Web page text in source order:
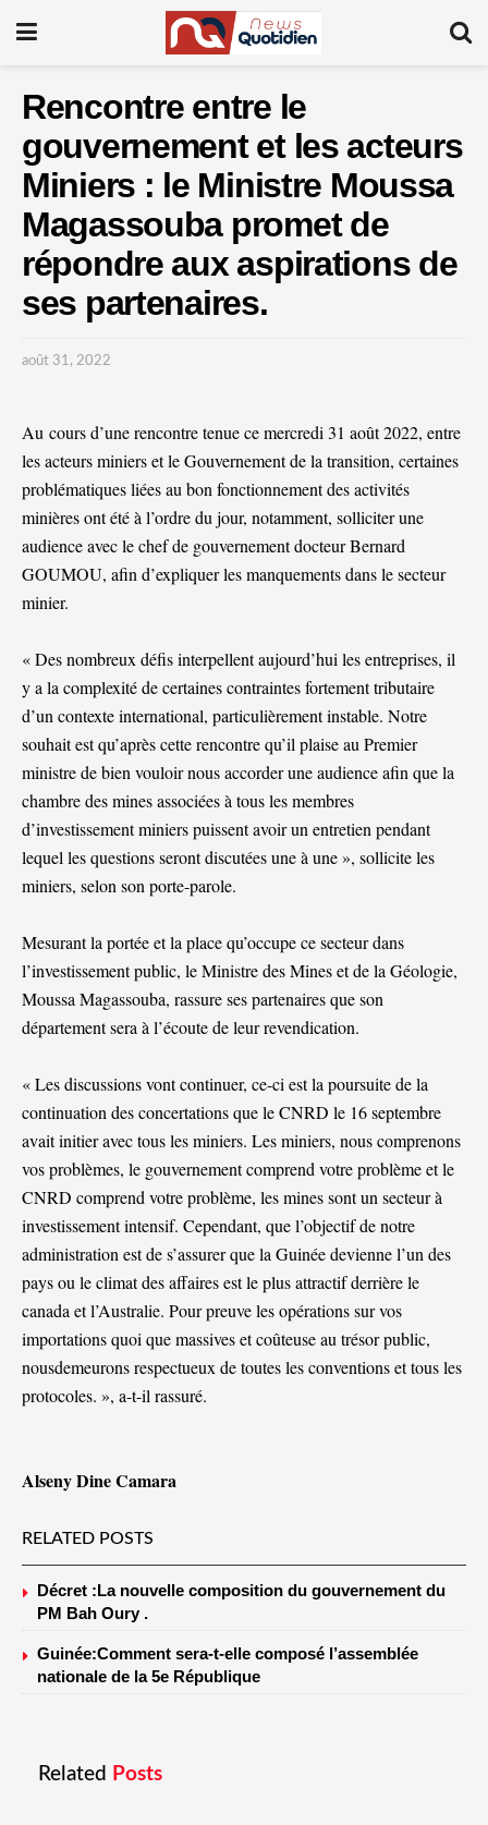
Rencontre entre le
gouvernement et les acteurs
Miniers : le Ministre Moussa
Magassouba promet de
répondre aux aspirations de
ses partenaires.
août 31, 2022
Au cours d’une rencontre tenue ce mercredi 31 août 2022, entre
les acteurs miniers et le Gouvernement de la transition, certaines
problématiques liées au bon fonctionnement des activités
minières ont été à l’ordre du jour, notamment, solliciter une
audience avec le chef de gouvernement docteur Bernard
GOUMOU, afin d’expliquer les manquements dans le secteur
minier.
« Des nombreux défis interpellent aujourd’hui les entreprises, il
y a la complexité de certaines contraintes fortement tributaire
d’un contexte international, particulièrement instable. Notre
souhait est qu’après cette rencontre qu’il plaise au Premier
ministre de bien vouloir nous accorder une audience afin que la
chambre des mines associées à tous les membres
d’investissement miniers puissent avoir un entretien pendant
lequel les questions seront discutées une à une », sollicite les
miniers, selon son porte-parole.
Mesurant la portée et la place qu’occupe ce secteur dans
l’investissement public, le Ministre des Mines et de la Géologie,
Moussa Magassouba, rassure ses partenaires que son
département sera à l’écoute de leur revendication.
« Les discussions vont continuer, ce-ci est la poursuite de la
continuation des concertations que le CNRD le 16 septembre
avait initier avec tous les miniers. Les miniers, nous comprenons
vos problèmes, le gouvernement comprend votre problème et le
CNRD comprend votre problème, les mines sont un secteur à
investissement intensif. Cependant, que l’objectif de notre
administration est de s’assurer que la Guinée devienne l’un des
pays ou le climat des affaires est le plus attractif derrière le
canada et l’Australie. Pour preuve les opérations sur vos
importations quoi que massives et coûteuse au trésor public,
nousdemeurons respectueux de toutes les conventions et tous les
protocoles. », a-t-il rassuré.
Alseny Dine Camara
RELATED POSTS
Décret :La nouvelle composition du gouvernement du
PM Bah Oury .
Guinée:Comment sera-t-elle composé l’assemblée
nationale de la 5e République
Related Posts